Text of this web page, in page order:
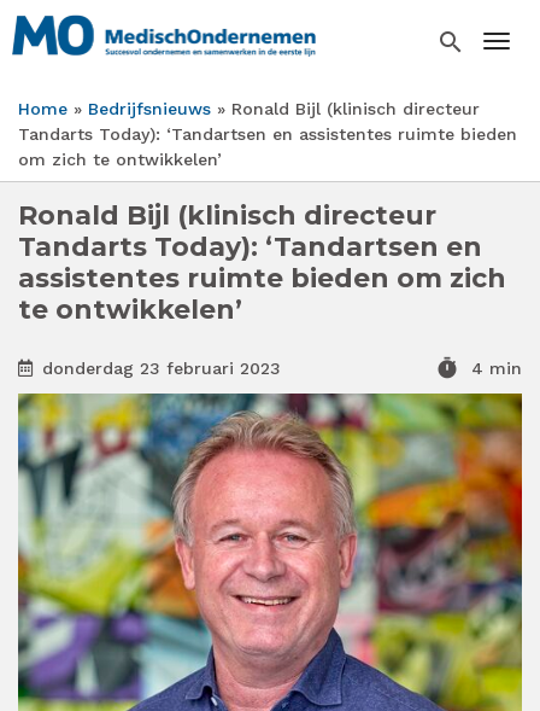
Overslaan
en
inhoud
gaan
search
Kruimelpad
Home Bedrijfsnieuws
Ronald Bijl (klinisch directeur
Tandarts Today): ‘Tandartsen en assistentes ruimte bieden
om zich te ontwikkelen’
Ronald Bijl (klinisch directeur
Tandarts Today): ‘Tandartsen en
assistentes ruimte bieden om zich
te ontwikkelen’
donderdag 23 februari 2023 timer 4 min